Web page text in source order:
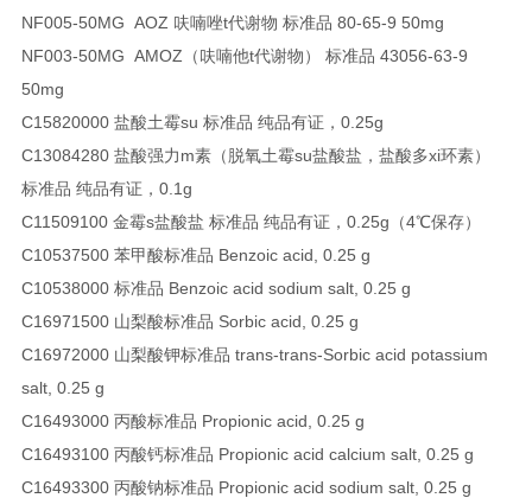
NF005-50MG AOZ 呋喃唑t代谢物 标准品 80-65-9 50mg
NF003-50MG AMOZ（呋喃他t代谢物） 标准品 43056-63-9
50mg
C15820000 盐酸土霉su 标准品 纯品有证，0.25g
C13084280 盐酸强力m素（脱氧土霉su盐酸盐，盐酸多xi环素）
标准品 纯品有证，0.1g
C11509100 金霉s盐酸盐 标准品 纯品有证，0.25g（4℃保存）
C10537500 苯甲酸标准品 Benzoic acid, 0.25 g
C10538000 标准品 Benzoic acid sodium salt, 0.25 g
C16971500 山梨酸标准品 Sorbic acid, 0.25 g
C16972000 山梨酸钾标准品 trans-trans-Sorbic acid potassium
salt, 0.25 g
C16493000 丙酸标准品 Propionic acid, 0.25 g
C16493100 丙酸钙标准品 Propionic acid calcium salt, 0.25 g
C16493300 丙酸钠标准品 Propionic acid sodium salt, 0.25 g